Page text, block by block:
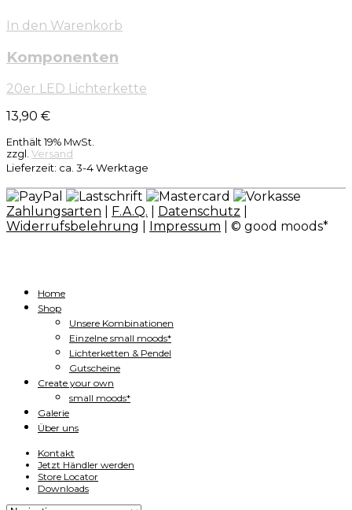
In den Warenkorb
Komponenten
20er LED Lichterkette
13,90 €
Enthält 19% MwSt.
zzgl. Versand
Lieferzeit: ca. 3-4 Werktage
Zahlungsarten F.A.Q. Datenschutz
Widerrufsbelehrung
Impressum | © good moods*
Home
Shop
Unsere Kombinationen
Einzelne small moods*
Lichterketten & Pendel
Gutscheine
Create your own
small moods*
Galerie
Über uns
Kontakt
Jetzt Händler werden
Store Locator
Downloads